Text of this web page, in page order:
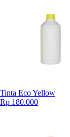
Tinta Eco Yellow
Rp 180.000